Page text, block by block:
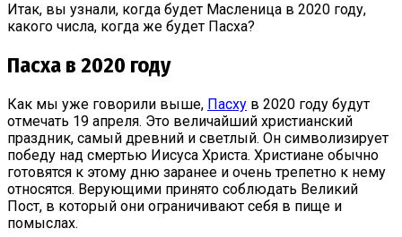
Итак, вы узнали, когда будет Масленица в 2020 году,
какого числа, когда же будет Пасха?
Пасха в 2020 году
Как мы уже говорили выше, Пасху в 2020 году будут
отмечать 19 апреля. Это величайший христианский
праздник, самый древний и светлый. Он символизирует
победу над смертью Иисуса Христа. Христиане обычно
готовятся к этому дню заранее и очень трепетно к нему
относятся. Верующими принято соблюдать Великий
Пост, в который они ограничивают себя в пище и
помыслах.